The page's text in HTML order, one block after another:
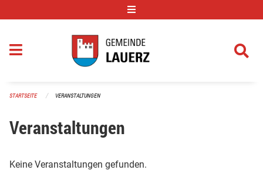
STARTSEITE VERANSTALTUNGEN
Veranstaltungen
Keine Veranstaltungen gefunden.